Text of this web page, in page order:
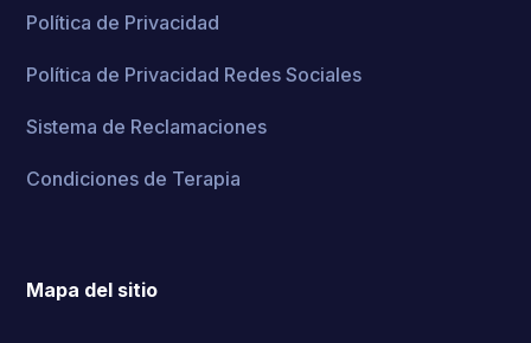
Política de Privacidad
Política de Privacidad Redes Sociales
Sistema de Reclamaciones
Condiciones de Terapia
Mapa del sitio